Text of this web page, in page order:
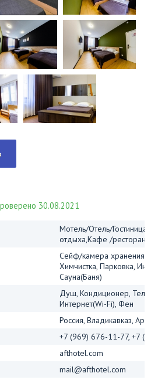
30.08.2021
Мотель/Отель/
отдыха,Кафе /рестораны
Сейф/камера хранения,
Химчистка, Парковка,
Сауна(Баня)
Душ, Кондиционер,
Интернет(Wi-Fi), Фен
Россия, Владикавказ,
+7 (969) 676-11-77, +7
afthotel.com
mail@afthotel.com